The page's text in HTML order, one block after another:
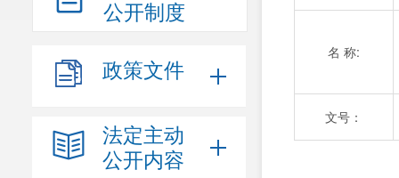
公开制度
政策文件
法定主动
公开内容
名 称:
文号：